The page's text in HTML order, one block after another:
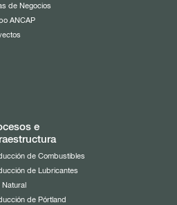
de Negocios
ANCAP
e
de Combustibles
de Lubricantes
Natural
de Pórtland